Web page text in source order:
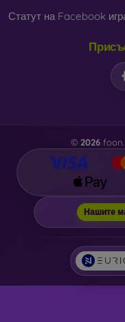
Статут на Facebook
© 2026
Нашите